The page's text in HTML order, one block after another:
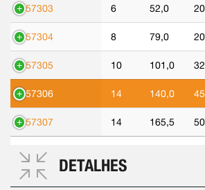
557303 6 52,0
557304 8 79,0
557305 10 101,0
557306 14 140,0
557307 14 165,5
DETALHES